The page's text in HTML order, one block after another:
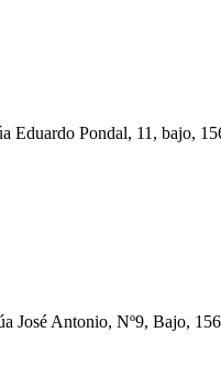
Pondal, 11, bajo,
José Antonio, Nº9, Bajo,